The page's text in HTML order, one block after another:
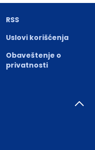
RSS
Uslovi korišćenja
Obaveštenje o
privatnosti